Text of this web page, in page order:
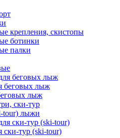
крепления, скистопы
ботинки
палки
беговых лыж
беговых лыж
лыж
ски-тур
tour) лыжи
ски-тур (ski-tour)
ски-тур (ski-tour)